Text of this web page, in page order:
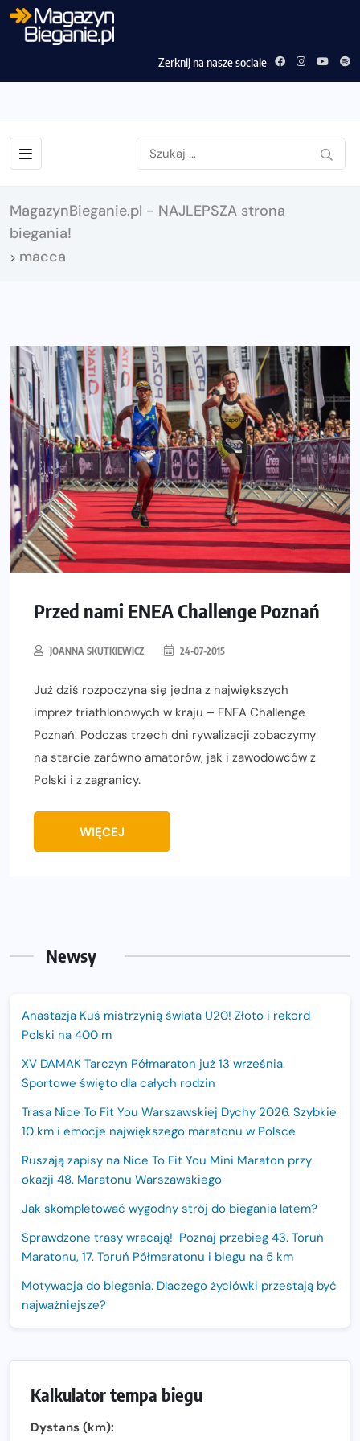
Zerknij na nasze sociale
MagazynBieganie.pl - NAJLEPSZA strona
biegania!
> macca
Przed nami ENEA Challenge Poznań
JOANNA SKUTKIEWICZ 24-07-2015
Już dziś rozpoczyna się jedna z największych
imprez triathlonowych w kraju – ENEA Challenge
Poznań. Podczas trzech dni rywalizacji zobaczymy
na starcie zarówno amatorów, jak i zawodowców z
Polski i z zagranicy.
WIĘCEJ
Newsy
Anastazja Kuś mistrzynią świata U20! Złoto i rekord
Polski na 400 m
XV DAMAK Tarczyn Półmaraton już 13 września.
Sportowe święto dla całych rodzin
Trasa Nice To Fit You Warszawskiej Dychy 2026. Szybkie
10 km i emocje największego maratonu w Polsce
Ruszają zapisy na Nice To Fit You Mini Maraton przy
okazji 48. Maratonu Warszawskiego
Jak skompletować wygodny strój do biegania latem?
Sprawdzone trasy wracają! Poznaj przebieg 43. Toruń
Maratonu, 17. Toruń Półmaratonu i biegu na 5 km
Motywacja do biegania. Dlaczego życiówki przestają być
najważniejsze?
Sprawdzony przebieg i profil stworzony do szybkiego
biegania
Kalkulator tempa biegu
Dystans (km):